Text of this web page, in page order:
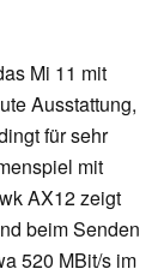
Mi 11 mit
Ausstattung,
für sehr
mit
AX12 zeigt
beim Senden
520 MBit/s im